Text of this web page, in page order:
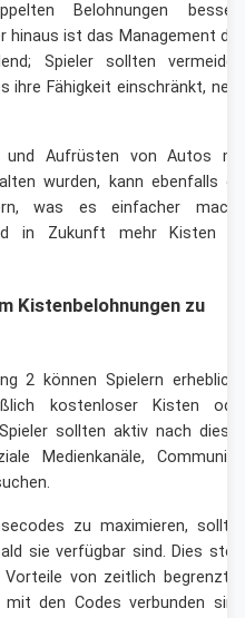
Belohnungen
hinaus ist das Management
Spieler sollten
ihre Fähigkeit einschränkt,
und Aufrüsten von Autos
wurden, kann ebenfalls
was es einfacher
in Zukunft mehr Kisten
Kistenbelohnungen zu
2 können Spielern
kostenloser Kisten
sollten aktiv nach
Medienkanäle,
zu maximieren,
sie verfügbar sind. Dies
von zeitlich
den Codes verbunden